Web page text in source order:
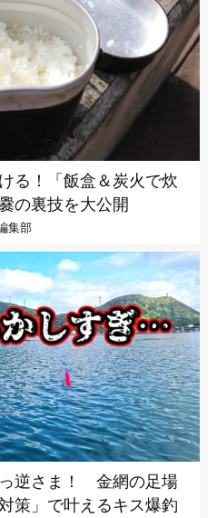
る！「飯盒＆炭火で炊
の裏技を大公開
集部
逆さま！ 金網の足場
策」で叶えるキス爆釣